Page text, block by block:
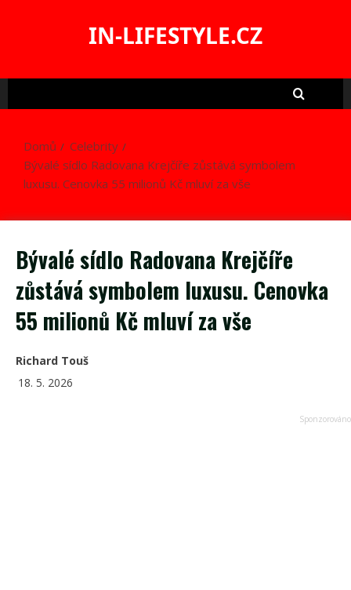
IN-LIFESTYLE.CZ
Domů
Celebrity
Bývalé sídlo Radovana Krejčíře zůstává symbolem
luxusu. Cenovka 55 milionů Kč mluví za vše
Bývalé sídlo Radovana Krejčíře
zůstává symbolem luxusu. Cenovka
55 milionů Kč mluví za vše
Richard Touš
18. 5. 2026